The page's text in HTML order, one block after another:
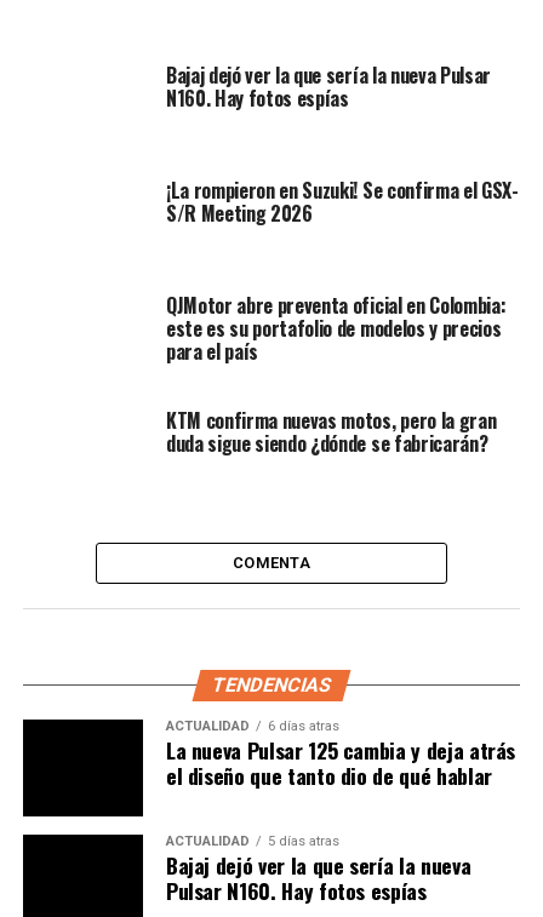
¿Qué es Motomax?
líneas de partes para motocicletas de casi todos los
fabricantes que se encuentran en el territorio nacional.
La propuesta de valor estener el portafolio adecuado
necesidades del motociclista colombiano.
¿Compra de repuestos virtual?
Bajaj dejó ver la que sería la nueva Pulsar
N160. Hay fotos espías
¡La rompieron en Suzuki! Se confirma el GSX-
S/R Meeting 2026
QJMotor abre preventa oficial en Colombia:
este es su portafolio de modelos y precios
para el país
KTM confirma nuevas motos, pero la gran
duda sigue siendo ¿dónde se fabricarán?
COMENTA
TENDENCIAS
ACTUALIDAD 6 días atras
La nueva Pulsar 125 cambia y deja atrás
el diseño que tanto dio de qué hablar
ACTUALIDAD 5 días atras
Bajaj dejó ver la que sería la nueva
Pulsar N160. Hay fotos espías